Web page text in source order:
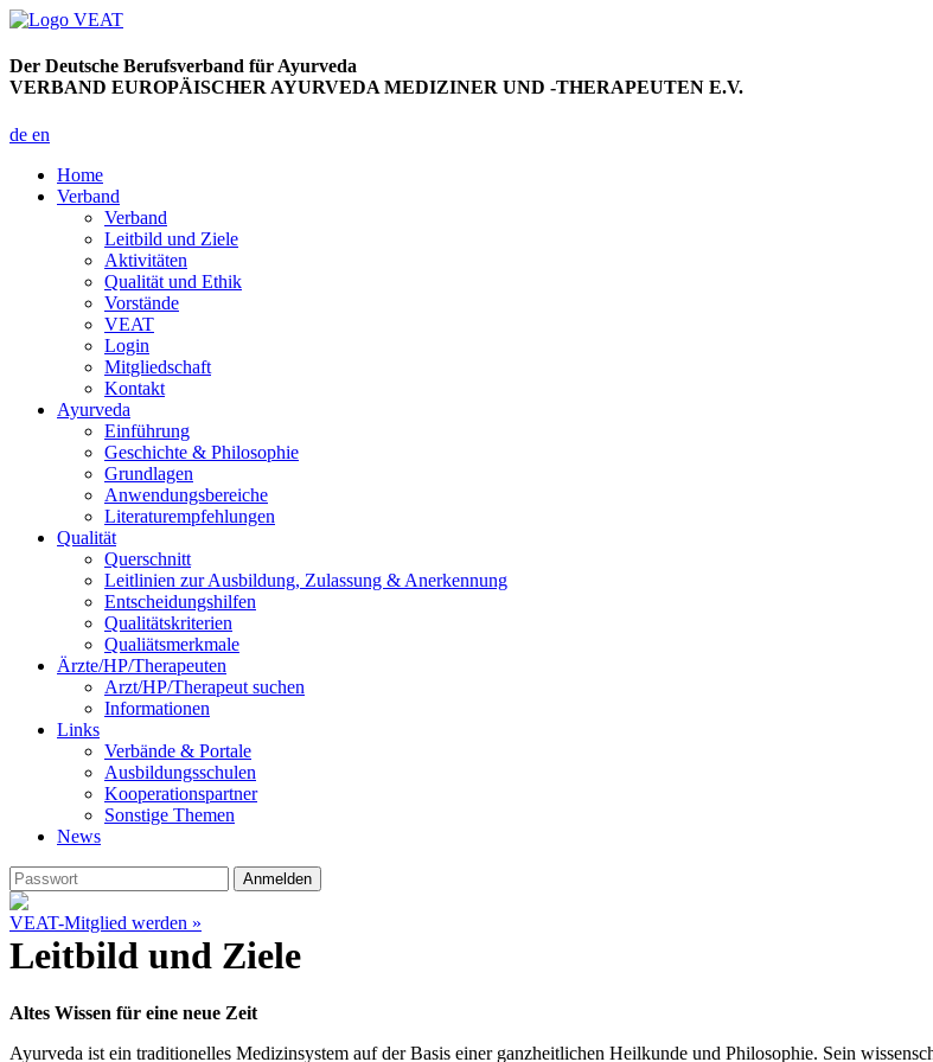
Der Deutsche Berufsverband für Ayurveda
VERBAND EUROPÄISCHER AYURVEDA MEDIZINER UND -THERAPEUTEN E.V.
de en
Home
Verband
Verband
Leitbild und Ziele
Aktivitäten
Qualität und Ethik
Vorstände
VEAT
Login
Mitgliedschaft
Kontakt
Ayurveda
Einführung
Geschichte & Philosophie
Grundlagen
Anwendungsbereiche
Literaturempfehlungen
Qualität
Querschnitt
Leitlinien zur Ausbildung, Zulassung & Anerkennung
Entscheidungshilfen
Qualitätskriterien
Qualiätsmerkmale
Ärzte/HP/Therapeuten
Arzt/HP/Therapeut suchen
Informationen
Links
Verbände & Portale
Ausbildungsschulen
Kooperationspartner
Sonstige Themen
News
VEAT-Mitglied werden »
Leitbild und Ziele
Altes Wissen für eine neue Zeit
Ayurveda ist ein traditionelles Medizinsystem auf der Basis einer ganzheitlichen Heilkunde und Philosophie. Sein